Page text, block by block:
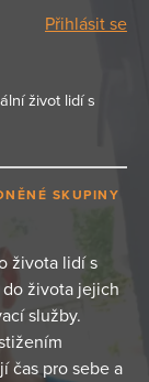
Přihlásit se
život lidí s
SKUPINY
života lidí s
života jejich
služby.
čas pro sebe a